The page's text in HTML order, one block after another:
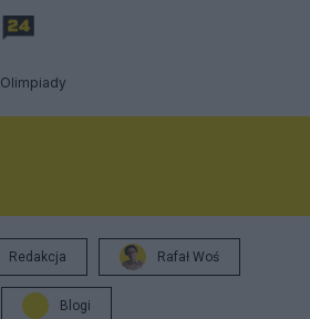
Olimpiady
Redakcja Rafał Woś
Blogi